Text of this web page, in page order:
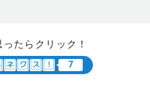
たらクリック！
7